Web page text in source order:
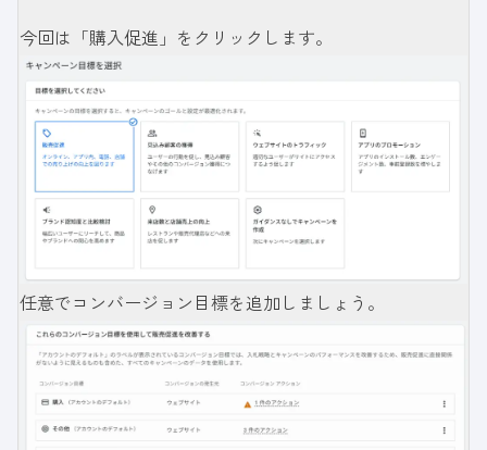
今回は「購入促進」をクリックします。
任意でコンバージョン目標を追加しましょう。